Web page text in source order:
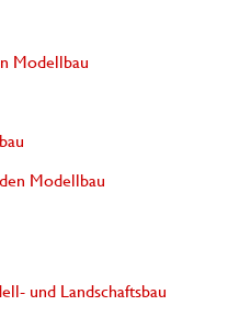
Modellbau
Modellbau
und Landschaftsbau